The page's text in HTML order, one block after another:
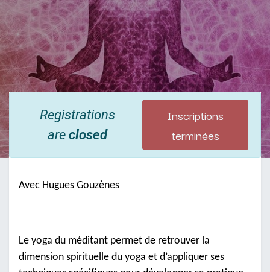
Registrations
areclosed
Inscriptions
terminées
Avec Hugues Gouzènes
Le yoga du méditant permet de retrouver la
dimension spirituelle du yoga et d’appliquer ses